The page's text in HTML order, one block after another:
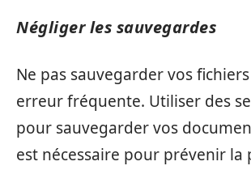
Négliger les sauvegardes
Ne pas sauvegarder vos
erreur fréquente. Utiliser des
pour sauvegarder vos
est nécessaire pour prévenir la